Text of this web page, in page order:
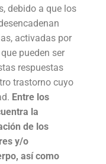
debido a que los
activadas por
pueden ser
respuestas
trastorno cuyo
Entre los
la
de los
y/o
así como